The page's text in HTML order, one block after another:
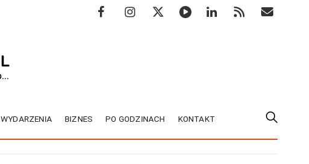
WYDARZENIA BIZNES PO GODZINACH KONTAKT